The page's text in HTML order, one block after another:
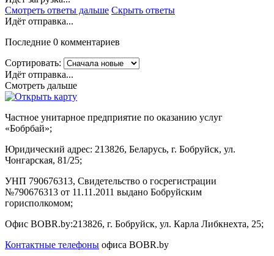
Смотреть ответы дальше Скрыть ответы
Идёт отправка...
Последние 0 комментариев
Сортировать:
Идёт отправка...
Смотреть дальше
Частное унитарное предприятие по оказанию услуг
«Бобрбай»;
Юридический адрес: 213826, Беларусь, г. Бобруйск, ул.
Чонгарская, 81/25;
УНП 790676313, Свидетельство о госрегистрации
№790676313 от 11.11.2011 выдано Бобруйским
горисполкомом;
Офис BOBR.by:213826, г. Бобруйск, ул. Карла Либкнехта, 25;
Контактные телефоны офиса BOBR.by